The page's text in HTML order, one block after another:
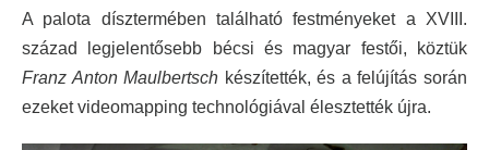
A palota dísztermében található festményeket a XVIII.
század legjelentősebb bécsi és magyar festői, köztük
Franz Anton Maulbertsch készítették, és a felújítás során
ezeket videomapping technológiával élesztették újra.